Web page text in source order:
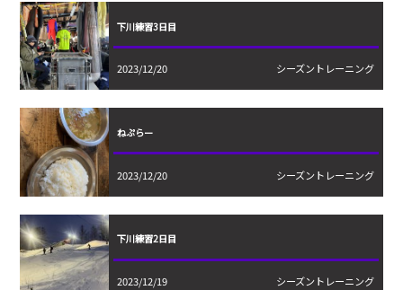
下川練習3日目
2023/12/20 シーズントレーニング
ねぷらー
2023/12/20 シーズントレーニング
下川練習2日目
2023/12/19 シーズントレーニング